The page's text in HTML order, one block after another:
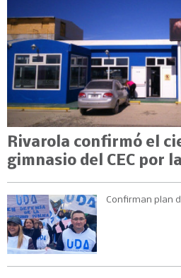
Rivarola confirmó el
gimnasio del CEC por
Confirman plan